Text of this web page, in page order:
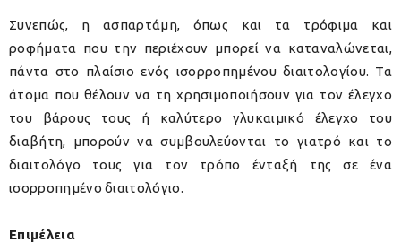
Συνεπώς, η ασπαρτάμη, όπως και τα τρόφιμα και
ροφήματα που την περιέχουν μπορεί να καταναλώνεται,
πάντα στο πλαίσιο ενός ισορροπημένου διαιτολογίου. Τα
άτομα που θέλουν να τη χρησιμοποιήσουν για τον έλεγχο
του βάρους τους ή καλύτερο γλυκαιμικό έλεγχο του
διαβήτη, μπορούν να συμβουλεύονται το γιατρό και το
διαιτολόγο τους για τον τρόπο ένταξή της σε ένα
ισορροπημένο διαιτολόγιο.
Επιμέλεια